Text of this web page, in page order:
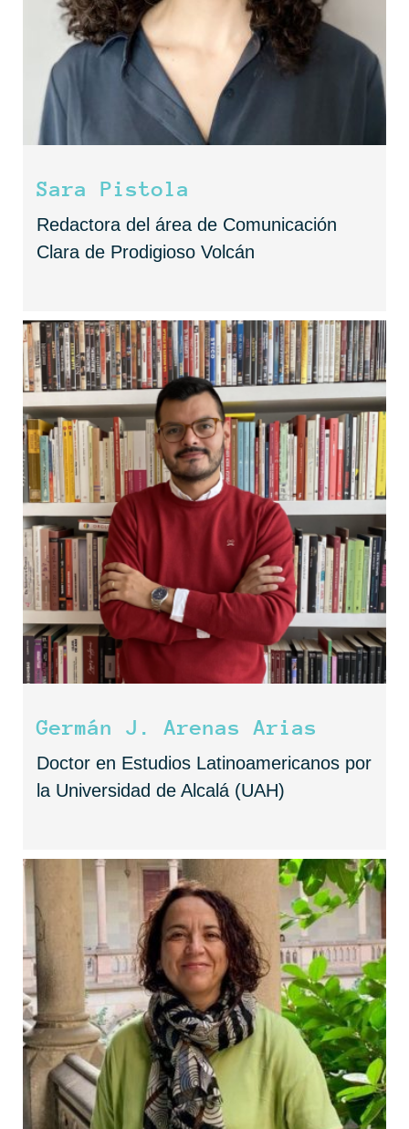
Sara Pistola
Redactora del área de Comunicación
Clara de Prodigioso Volcán
Germán J. Arenas Arias
Doctor en Estudios Latinoamericanos por
la Universidad de Alcalá (UAH)